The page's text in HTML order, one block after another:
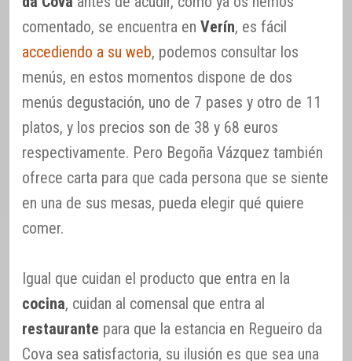
comentado, se encuentra en Verín, es fácil
accediendo a su web, podemos consultar los
menús, en estos momentos dispone de dos
menús degustación, uno de 7 pases y otro de 11
platos, y los precios son de 38 y 68 euros
respectivamente. Pero Begoña Vázquez también
ofrece carta para que cada persona que se siente
en una de sus mesas, pueda elegir qué quiere
comer.
Igual que cuidan el producto que entra en la
cocina, cuidan al comensal que entra al
restaurante para que la estancia en Regueiro da
Cova sea satisfactoria, su ilusión es que sea una